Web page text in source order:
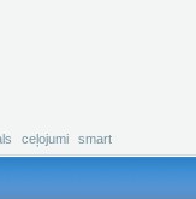
ceļojumi smart